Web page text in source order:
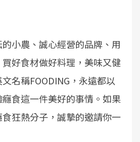
小農、誠心經營的品牌、用
好食材做好料理，美味又健
名稱FOODING，永遠都以
食這一件美好的事情。如果
狂熱分子，誠摯的邀請你一